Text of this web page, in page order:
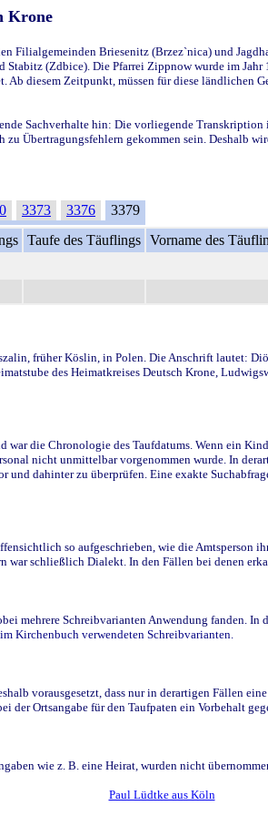
Krone
Filialgemeinden Briesenitz (Brzez`nica) und
(Zdbice). Die Pfarrei Zippnow wurde im
diesem Zeitpunkt, müssen für diese ländlichen
Sachverhalte hin: Die vorliegende
Übertragungsfehlern gekommen sein. Deshalb
3373 3376
3379
Taufe des Täuflings Vorname des
früher Köslin, in Polen. Die Anschrift lautet:
des Heimatkreises Deutsch Krone,
die Chronologie des Taufdatums. Wenn ein
nicht unmittelbar vorgenommen wurde. In
dahinter zu überprüfen. Eine exakte
so aufgeschrieben, wie die Amtsperson
war schließlich Dialekt. In den Fällen bei denen
mehrere Schreibvarianten Anwendung fanden.
Kirchenbuch verwendeten Schreibvarianten.
vorausgesetzt, dass nur in derartigen Fällen
Ortsangabe für den Taufpaten ein Vorbehalt
wie z. B. eine Heirat, wurden nicht
Paul Lüdtke aus Köln